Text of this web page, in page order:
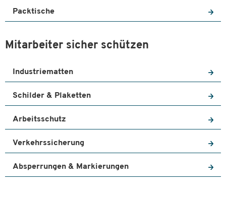
Packtische
Mitarbeiter sicher schützen
Industriematten
Schilder & Plaketten
Arbeitsschutz
Verkehrssicherung
Absperrungen & Markierungen